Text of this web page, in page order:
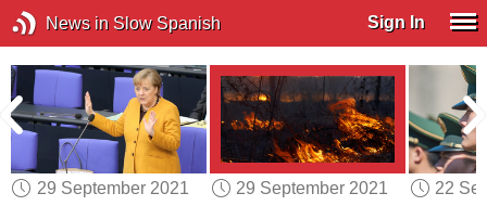
News in Slow Spanish Sign In
29 September 2021
29 September 2021
22